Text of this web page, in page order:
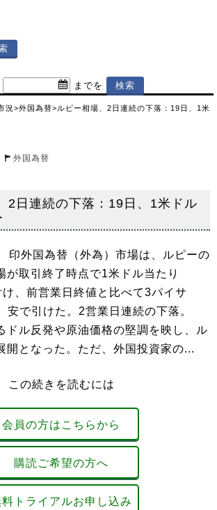
までを
況 >外国為替>ルピー相場、2日連続の下落：19日、1米
外国為替
2日連続の下落：19日、1米ドル
印外国為替（外為）市場は、ルピーの
が取引終了時点で1米ドル当たり
、前営業日終値と比べて3パイサ
安で引けた。2営業日連続の下落。
ドル反発や原油価格の堅調を映し、ル
開となった。ただ、外国投資家の...
この続きを読むには
会員の方はこちらから
購読ご希望の方へ
料トライアルお申し込み